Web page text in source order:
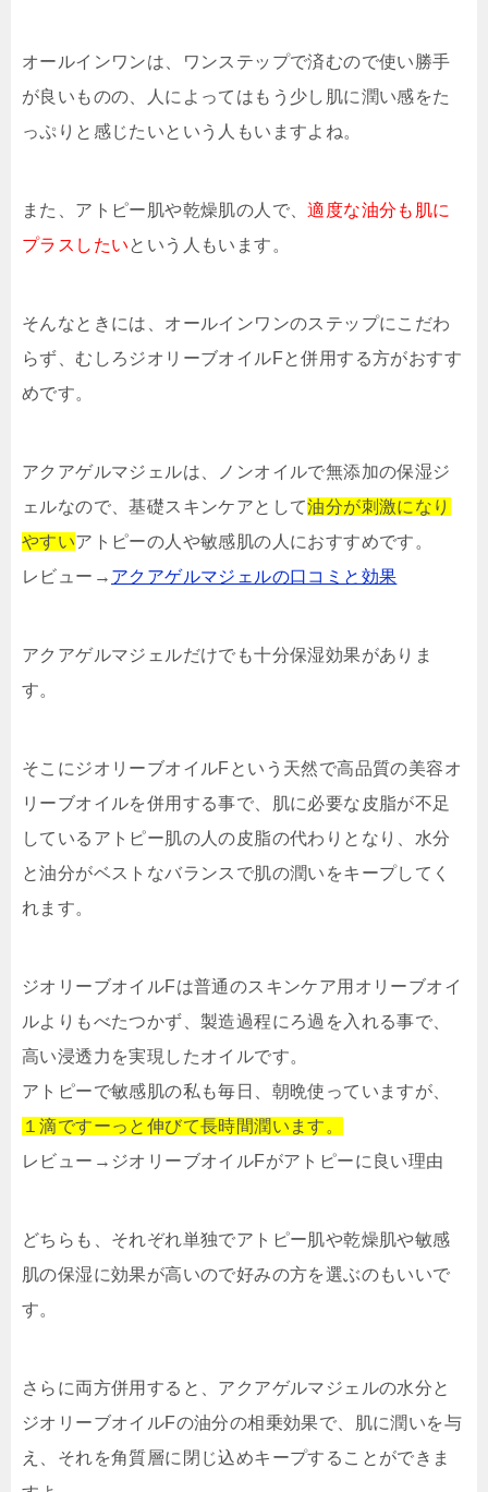
オールインワンは、ワンステップで済むので使い勝手
が良いものの、人によってはもう少し肌に潤い感をた
っぷりと感じたいという人もいますよね。
また、アトピー肌や乾燥肌の人で、適度な油分も肌に
プラスしたいという人もいます。
そんなときには、オールインワンのステップにこだわ
らず、むしろジオリーブオイルFと併用する方がおすす
めです。
アクアゲルマジェルは、ノンオイルで無添加の保湿ジ
ェルなので、基礎スキンケアとして油分が刺激になり
やすいアトピーの人や敏感肌の人におすすめです。
レビュー→ アクアゲルマジェルの口コミと効果
アクアゲルマジェルだけでも十分保湿効果がありま
す。
そこにジオリーブオイルFという天然で高品質の美容オ
リーブオイルを併用する事で、肌に必要な皮脂が不足
しているアトピー肌の人の皮脂の代わりとなり、水分
と油分がベストなバランスで肌の潤いをキープしてく
れます。
ジオリーブオイルFは普通のスキンケア用オリーブオイ
ルよりもべたつかず、製造過程にろ過を入れる事で、
高い浸透力を実現したオイルです。
アトピーで敏感肌の私も毎日、朝晩使っていますが、
１滴ですーっと伸びて長時間潤います。
レビュー→ジオリーブオイルFがアトピーに良い理由
どちらも、それぞれ単独でアトピー肌や乾燥肌や敏感
肌の保湿に効果が高いので好みの方を選ぶのもいいで
す。
さらに両方併用すると、アクアゲルマジェルの水分と
ジオリーブオイルFの油分の相乗効果で、肌に潤いを与
え、それを角質層に閉じ込めキープすることができま